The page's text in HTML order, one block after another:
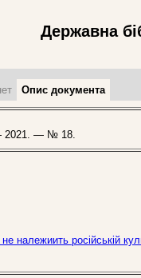
Державна
Опис документа
2021. — № 18.
належиить російській